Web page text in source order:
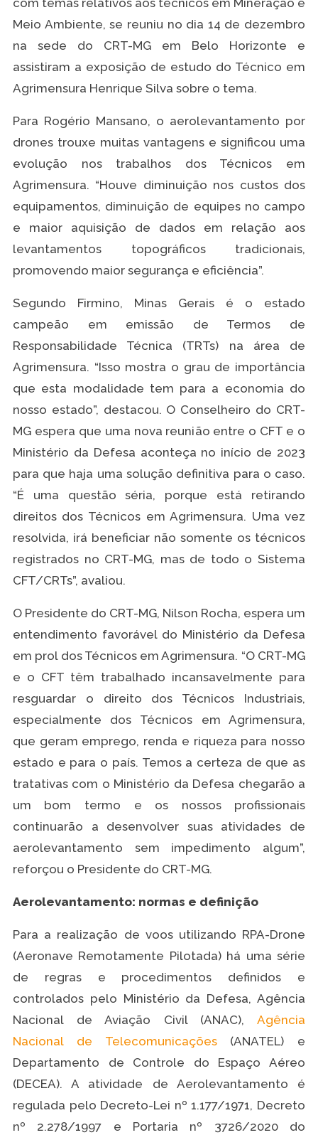
com temas relativos aos técnicos em Mineração e
Meio Ambiente, se reuniu no dia 14 de dezembro
na sede do CRT-MG em Belo Horizonte e
assistiram a exposição de estudo do Técnico em
Agrimensura Henrique Silva sobre o tema.
Para Rogério Mansano, o aerolevantamento por
drones trouxe muitas vantagens e significou uma
evolução nos trabalhos dos Técnicos em
Agrimensura. “Houve diminuição nos custos dos
equipamentos, diminuição de equipes no campo
e maior aquisição de dados em relação aos
levantamentos topográficos tradicionais,
promovendo maior segurança e eficiência”.
Segundo Firmino, Minas Gerais é o estado
campeão em emissão de Termos de
Responsabilidade Técnica (TRTs) na área de
Agrimensura. “Isso mostra o grau de importância
que esta modalidade tem para a economia do
nosso estado”, destacou. O Conselheiro do CRT-
MG espera que uma nova reunião entre o CFT e o
Ministério da Defesa aconteça no início de 2023
para que haja uma solução definitiva para o caso.
“É uma questão séria, porque está retirando
direitos dos Técnicos em Agrimensura. Uma vez
resolvida, irá beneficiar não somente os técnicos
registrados no CRT-MG, mas de todo o Sistema
CFT/CRTs”, avaliou.
O Presidente do CRT-MG, Nilson Rocha, espera um
entendimento favorável do Ministério da Defesa
em prol dos Técnicos em Agrimensura. “O CRT-MG
e o CFT têm trabalhado incansavelmente para
resguardar o direito dos Técnicos Industriais,
especialmente dos Técnicos em Agrimensura,
que geram emprego, renda e riqueza para nosso
estado e para o país. Temos a certeza de que as
tratativas com o Ministério da Defesa chegarão a
um bom termo e os nossos profissionais
continuarão a desenvolver suas atividades de
aerolevantamento sem impedimento algum”,
reforçou o Presidente do CRT-MG.
Aerolevantamento: normas e definição
Para a realização de voos utilizando RPA-Drone
(Aeronave Remotamente Pilotada) há uma série
de regras e procedimentos definidos e
controlados pelo Ministério da Defesa, Agência
Nacional de Aviação Civil (ANAC),Agência
Nacional de Telecomunicações(ANATEL) e
Departamento de Controle do Espaço Aéreo
(DECEA). A atividade de Aerolevantamento é
regulada pelo Decreto-Lei nº 1.177/1971, Decreto
nº 2.278/1997 e Portaria nº 3726/2020 do